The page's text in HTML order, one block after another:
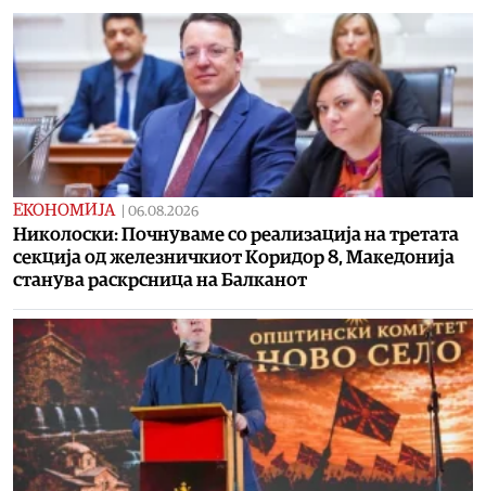
ЕКОНОМИЈА 06.08.2026
Николоски: Почнуваме со реализација на третата
секција од железничкиот Коридор 8, Македонија
станува раскрсница на Балканот